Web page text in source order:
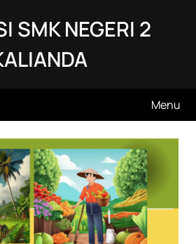
SMK NEGERI 2
Menu